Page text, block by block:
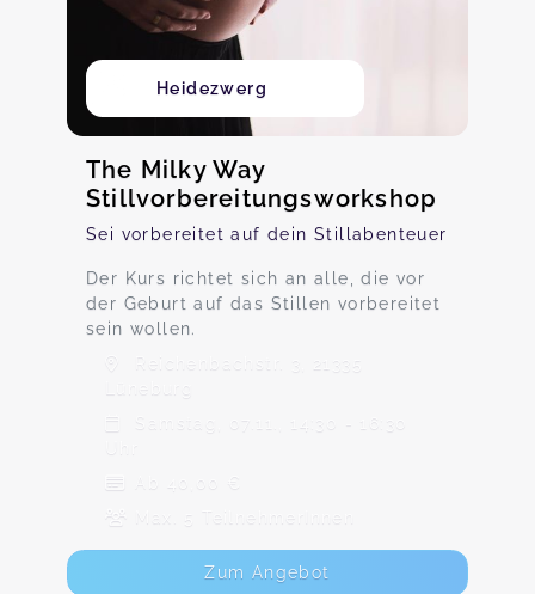
Heidezwerg
The Milky Way
Stillvorbereitungsworkshop
Sei vorbereitet auf dein Stillabenteuer
Der Kurs richtet sich an alle, die vor
der Geburt auf das Stillen vorbereitet
sein wollen.
Reichenbachstr. 3, 21335
Samstag, 07.11., 14:30 - 16:30
Ab 40,00 €
Max. 5 TeilnehmerInnen
Zum Angebot